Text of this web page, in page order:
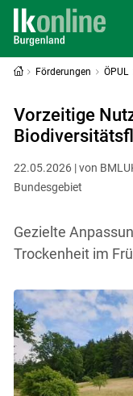
Förderungen ÖPUL
Vorzeitige
22.05.2026 | von
Bundesgebiet
Gezielte
Trockenheit im